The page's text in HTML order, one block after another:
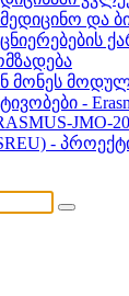
და
მონეს
-
JMO-
-